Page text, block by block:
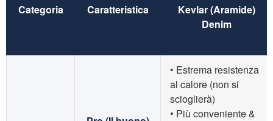
Categoria Caratteristica
Kevlar (Aramide)
Denim
• Estrema resistenza
al calore (non si
scioglierà)
• Più conveniente &